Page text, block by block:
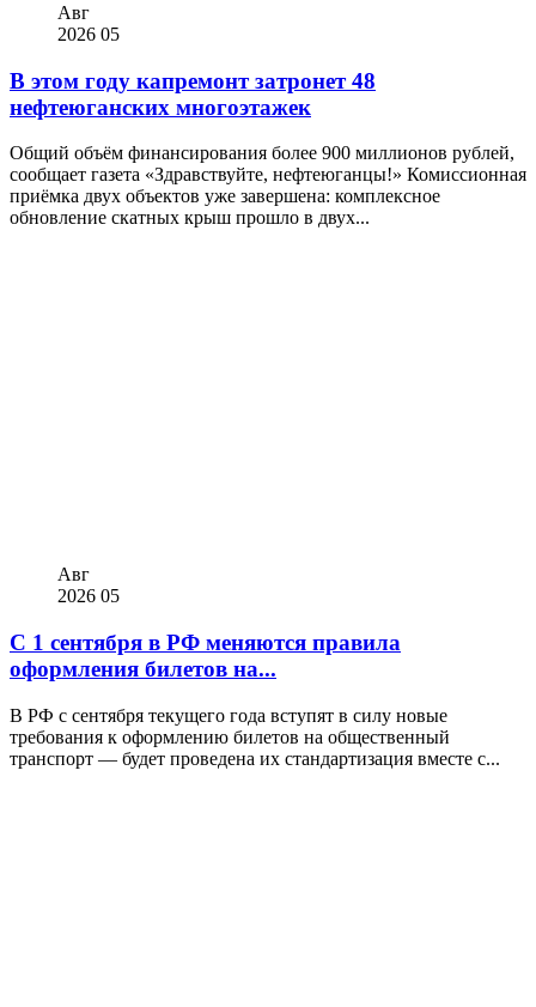
Авг
2026 05
В этом году капремонт затронет 48
нефтеюганских многоэтажек
Общий объём финансирования более 900 миллионов рублей,
сообщает газета «Здравствуйте, нефтеюганцы!» Комиссионная
приёмка двух объектов уже завершена: комплексное
обновление скатных крыш прошло в двух...
Авг
2026 05
С 1 сентября в РФ меняются правила
оформления билетов на...
В РФ с сентября текущего года вступят в силу новые
требования к оформлению билетов на общественный
транспорт — будет проведена их стандартизация вместе с...